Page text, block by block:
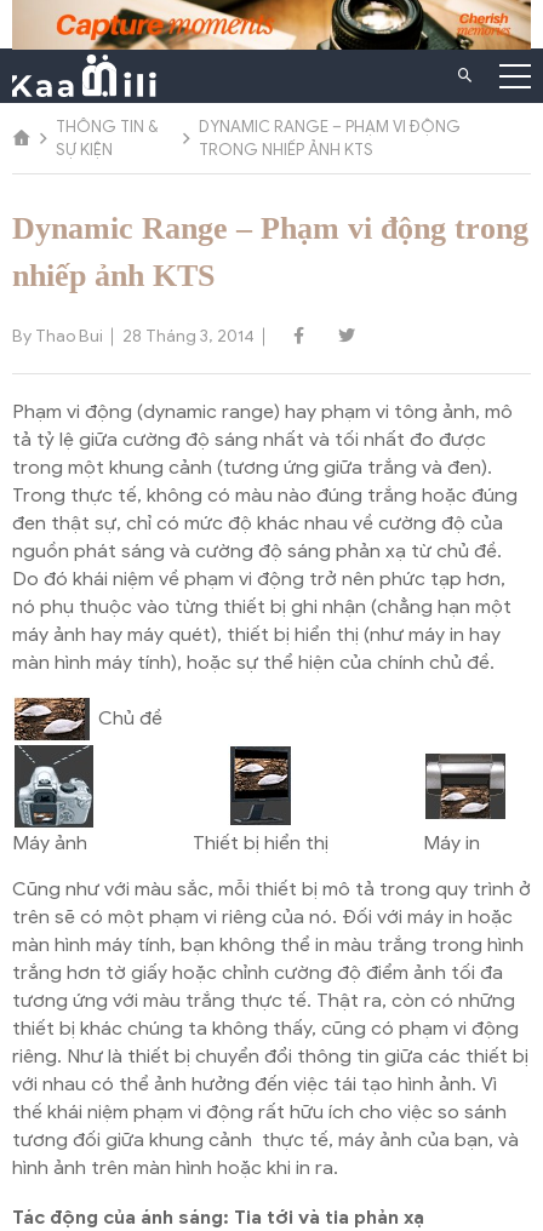
Chuyển
dung
THÔNG TIN &
SỰ KIỆN
DYNAMIC RANGE – PHẠM VI ĐỘNG
TRONG NHIẾP ẢNH KTS
Dynamic Range – Phạm vi động trong
nhiếp ảnh KTS
By Thao Bui 28 Tháng 3, 2014
Phạm vi động (dynamic range) hay phạm vi tông ảnh, mô
tả tỷ lệ giữa cường độ sáng nhất và tối nhất đo được
trong một khung cảnh (tương ứng giữa trắng và đen).
Trong thực tế, không có màu nào đúng trắng hoặc đúng
đen thật sự, chỉ có mức độ khác nhau về cường độ của
nguồn phát sáng và cường độ sáng phản xạ từ chủ đề.
Do đó khái niệm về phạm vi động trở nên phức tạp hơn,
nó phụ thuộc vào từng thiết bị ghi nhận (chẳng hạn một
máy ảnh hay máy quét), thiết bị hiển thị (như máy in hay
màn hình máy tính), hoặc sự thể hiện của chính chủ đề.
Chủ đề
Máy ảnh Thiết bị hiển thị
Máy in
Cũng như với màu sắc, mỗi thiết bị mô tả trong quy trình ở
trên sẽ có một phạm vi riêng của nó. Đối với máy in hoặc
màn hình máy tính, bạn không thể in màu trắng trong hình
trắng hơn tờ giấy hoặc chỉnh cường độ điểm ảnh tối đa
tương ứng với màu trắng thực tế. Thật ra, còn có những
thiết bị khác chúng ta không thấy, cũng có phạm vi động
riêng. Như là thiết bị chuyển đổi thông tin giữa các thiết bị
với nhau có thể ảnh hưởng đến việc tái tạo hình ảnh. Vì
thế khái niệm phạm vi động rất hữu ích cho việc so sánh
tương đối giữa khung cảnh thực tế, máy ảnh của bạn, và
hình ảnh trên màn hình hoặc khi in ra.
Tác động của ánh sáng: Tia tới và tia phản xạ